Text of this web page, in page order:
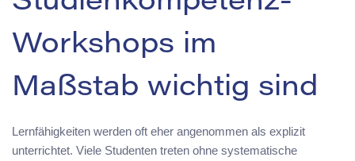
Workshops im
Maßstab wichtig sind
Lernfähigkeiten werden oft eher angenommen als explizit
unterrichtet. Viele Studenten treten ohne systematische